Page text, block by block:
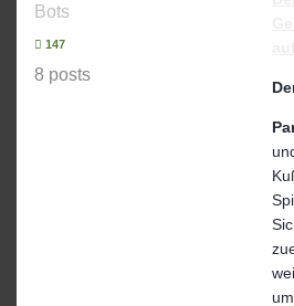
Bots
147
8 posts